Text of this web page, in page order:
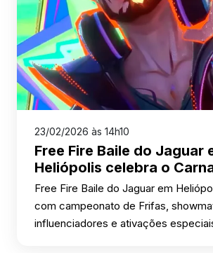
23/02/2026 às 14h10
Free Fire Baile do Jaguar
Heliópolis celebra o
Free Fire Baile do Jaguar em
com campeonato de Frifas,
influenciadores e ativações